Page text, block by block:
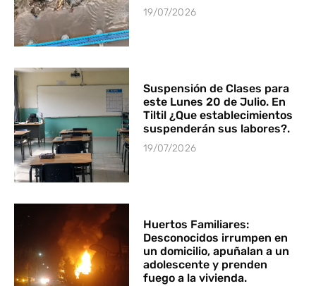
19/07/2026
Suspensión de Clases para
este Lunes 20 de Julio. En
Tiltil ¿Que establecimientos
suspenderán sus labores?.
19/07/2026
Huertos Familiares:
Desconocidos irrumpen en
un domicilio, apuñalan a un
adolescente y prenden
fuego a la vivienda.